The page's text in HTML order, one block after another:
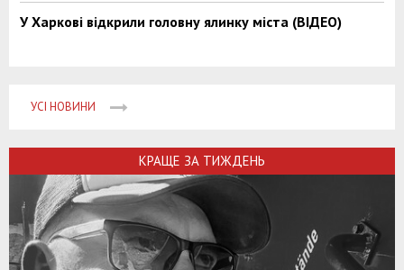
У Харкові відкрили головну ялинку міста (ВІДЕО)
УСІ НОВИНИ
КРАЩЕ ЗА ТИЖДЕНЬ